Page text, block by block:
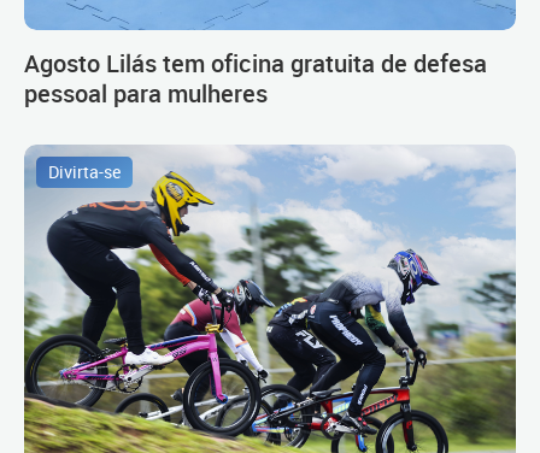
Agosto Lilás tem oficina gratuita de defesa
pessoal para mulheres
Divirta-se